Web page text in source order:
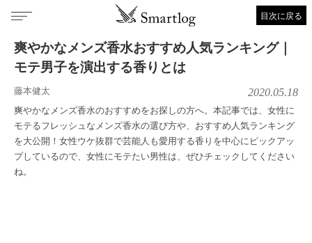
目次に戻る
爽やかなメンズ香水おすすめ人気ランキング｜
モテ男子を演出する香りとは
藤本健太 2020.05.18
爽やかなメンズ香水のおすすめをお探しの方へ。本記事では、女性に
モテるフレッシュなメンズ香水の選び方や、おすすめ人気ランキング
を大公開！女性ウケ抜群で芸能人も愛用する香りを中心にピックアッ
プしているので、女性にモテたい男性は、ぜひチェックしてください
ね。